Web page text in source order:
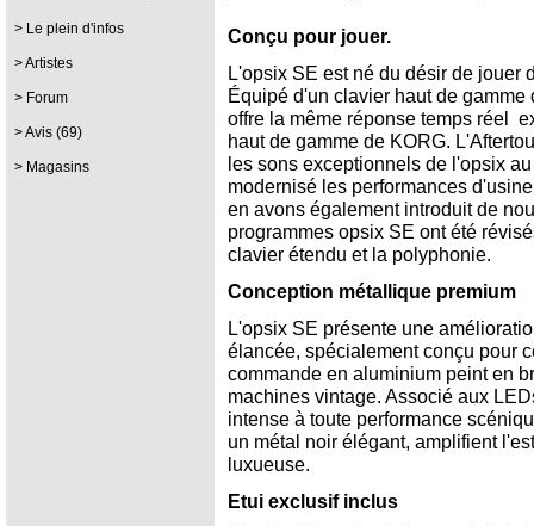
Le plein d'infos
Artistes
Forum
Avis (69)
Magasins
Conçu pour jouer.
L'opsix SE est né du désir de jouer
Équipé d'un clavier haut de
offre la même réponse temps réel
haut de gamme de KORG.
les sons exceptionnels de l'opsix
modernisé les performances
en avons également introduit de
programmes opsix SE ont été
clavier étendu et la polyphonie.
Conception métallique premium
L'opsix SE présente une
élancée, spécialement conçu pour
commande en aluminium peint en
machines vintage. Associé aux
intense à toute performance
un métal noir élégant, amplifient
luxueuse.
Etui exclusif inclus